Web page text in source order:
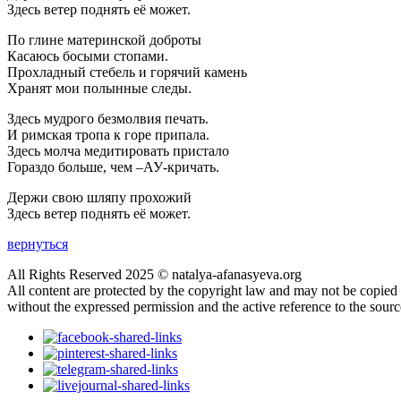
Здесь ветер поднять её может.
По глине материнской доброты
Касаюсь босыми стопами.
Прохладный стебель и горячий камень
Хранят мои полынные следы.
Здесь мудрого безмолвия печать.
И римская тропа к горе припала.
Здесь молча медитировать пристало
Гораздо больше, чем –АУ-кричать.
Держи свою шляпу прохожий
Здесь ветер поднять её может.
вернуться
All Rights Reserved 2025 © natalya-afanasyeva.org
All content are protected by the copyright law and may not be copied
without the expressed permission and the active reference to the